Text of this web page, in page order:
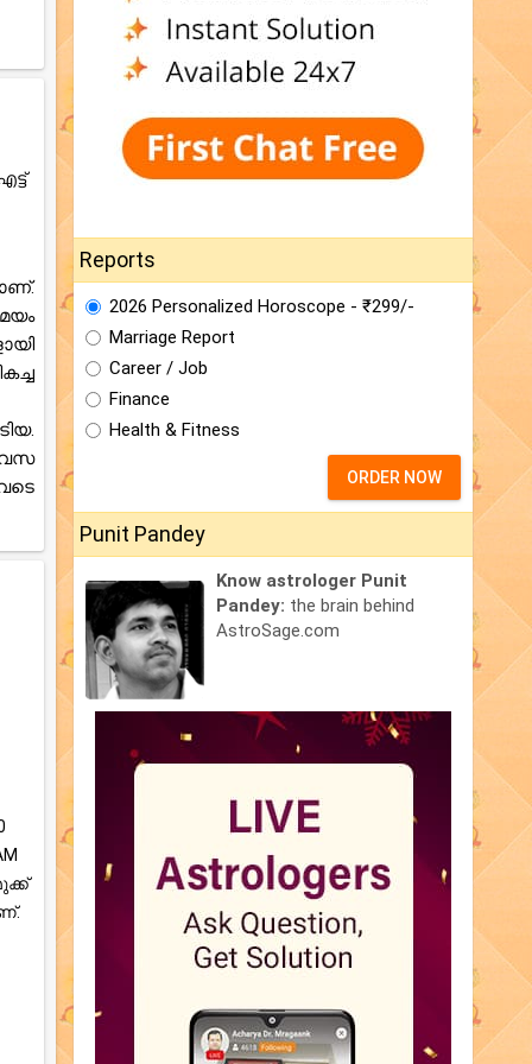
Reports
2026 Personalized Horoscope - ₹299/-
Marriage Report
Career / Job
Finance
Health & Fitness
ORDER NOW
Punit Pandey
Know astrologer Punit
Pandey: the brain behind
AstroSage.com